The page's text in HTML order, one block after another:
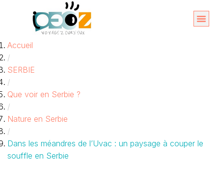
contenu
Accueil
/
SERBIE
/
Que voir en Serbie ?
/
Nature en Serbie
/
Dans les méandres de l’Uvac : un paysage à couper le
souffle en Serbie